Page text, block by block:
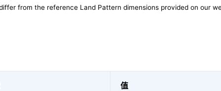
from the reference Land Pattern dimensions provided on our
值